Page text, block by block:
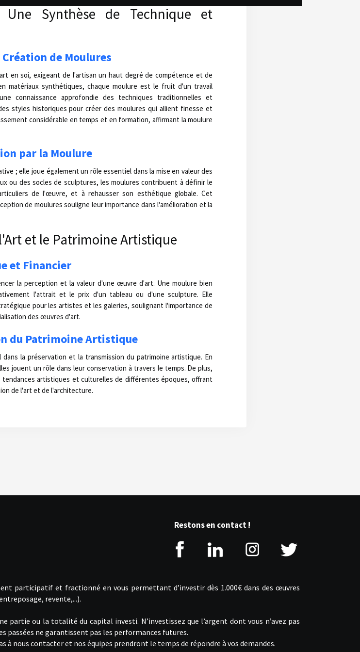
Synthèse de Technique et
de Moulures
en soi, exigeant de l'artisan un haut degré de compétence et de
matériaux synthétiques, chaque moulure est le fruit d'un travail
connaissance approfondie des techniques traditionnelles et
styles historiques pour créer des moulures qui allient finesse et
considérable en temps et en formation, affirmant la moulure
par la Moulure
; elle joue également un rôle essentiel dans la mise en valeur des
ou des socles de sculptures, les moulures contribuent à définir le
de l'œuvre, et à rehausser son esthétique globale. Cet
de moulures souligne leur importance dans l'amélioration et la
et le Patrimoine Artistique
et Financier
la perception et la valeur d'une œuvre d'art. Une moulure bien
l'attrait et le prix d'un tableau ou d'une sculpture. Elle
pour les artistes et les galeries, soulignant l'importance de
des œuvres d'art.
du Patrimoine Artistique
la préservation et la transmission du patrimoine artistique. En
jouent un rôle dans leur conservation à travers le temps. De plus,
artistiques et culturelles de différentes époques, offrant
de l'art et de l'architecture.
Restons en contact !
participatif et fractionné en vous permettant d’investir dès 1.000€ dans des œuvres
revente,...).
ou la totalité du capital investi. N’investissez que l’argent dont vous n’avez pas
passées ne garantissent pas les performances futures.
à nous contacter et nos équipes prendront le temps de répondre à vos demandes.